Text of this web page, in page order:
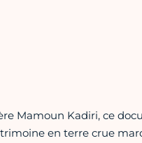
Mamoun Kadiri, ce
en terre crue